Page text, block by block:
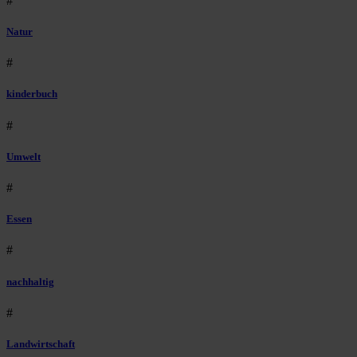
Natur
#
kinderbuch
#
Umwelt
#
Essen
#
nachhaltig
#
Landwirtschaft